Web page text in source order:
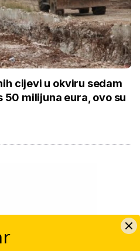
cijevi u okviru sedam
50 milijuna eura, ovo su